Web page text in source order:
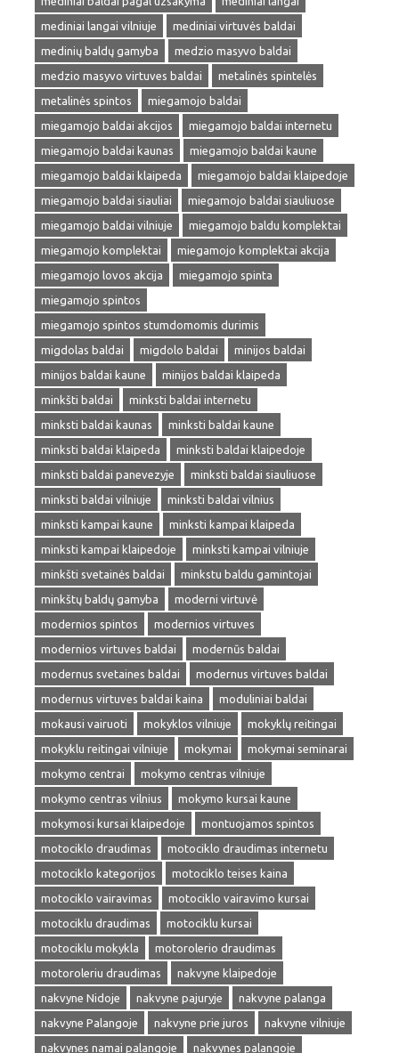
mediniai langai vilniuje
mediniai virtuvės baldai
medinių baldų gamyba
medzio masyvo baldai
medzio masyvo virtuves baldai
metalinės spintelės
metalinės spintos
miegamojo baldai
miegamojo baldai akcijos
miegamojo baldai internetu
miegamojo baldai kaunas
miegamojo baldai kaune
miegamojo baldai klaipeda
miegamojo baldai klaipedoje
miegamojo baldai siauliai
miegamojo baldai siauliuose
miegamojo baldai vilniuje
miegamojo baldu komplektai
miegamojo komplektai
miegamojo komplektai akcija
miegamojo lovos akcija
miegamojo spinta
miegamojo spintos
miegamojo spintos stumdomomis durimis
migdolas baldai
migdolo baldai
minijos baldai
minijos baldai kaune
minijos baldai klaipeda
minkšti baldai
minksti baldai internetu
minksti baldai kaunas
minksti baldai kaune
minksti baldai klaipeda
minksti baldai klaipedoje
minksti baldai panevezyje
minksti baldai siauliuose
minksti baldai vilniuje
minksti baldai vilnius
minksti kampai kaune
minksti kampai klaipeda
minksti kampai klaipedoje
minksti kampai vilniuje
minkšti svetainės baldai
minkstu baldu gamintojai
minkštų baldų gamyba
moderni virtuvė
modernios spintos
modernios virtuves
modernios virtuves baldai
modernūs baldai
modernus svetaines baldai
modernus virtuves baldai
modernus virtuves baldai kaina
moduliniai baldai
mokausi vairuoti
mokyklos vilniuje
mokyklų reitingai
mokyklu reitingai vilniuje
mokymai
mokymai seminarai
mokymo centrai
mokymo centras vilniuje
mokymo centras vilnius
mokymo kursai kaune
mokymosi kursai klaipedoje
montuojamos spintos
motociklo draudimas
motociklo draudimas internetu
motociklo kategorijos
motociklo teises kaina
motociklo vairavimas
motociklo vairavimo kursai
motociklu draudimas
motociklu kursai
motociklu mokykla
motorolerio draudimas
motoroleriu draudimas
nakvyne klaipedoje
nakvyne Nidoje
nakvyne pajuryje
nakvyne palanga
nakvyne Palangoje
nakvyne prie juros
nakvyne vilniuje
nakvynes namai palangoje
nakvynes palangoje